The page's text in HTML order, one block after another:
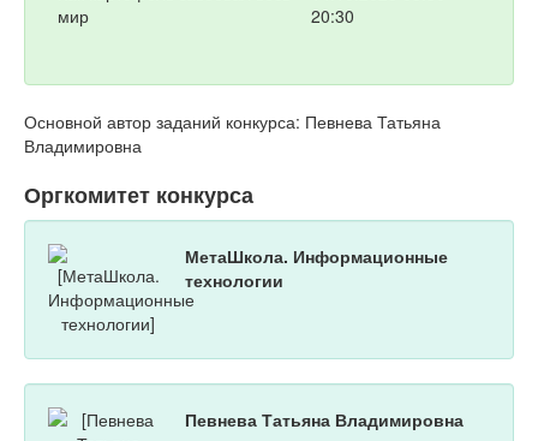
мир
20:30
Основной автор заданий конкурса: Певнева Татьяна
Владимировна
Оргкомитет конкурса
МетаШкола. Информационные
технологии
Певнева Татьяна Владимировна